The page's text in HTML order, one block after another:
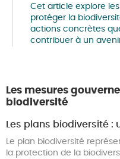
Cet article explore
protéger la
actions concrètes
contribuer à un
Les mesures
biodiversité
Les plans biodiversité :
Le plan biodiversité
la protection de la